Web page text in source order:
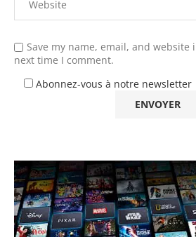
Save my name, email, and
next time I comment.
Abonnez-vous à notre newsletter